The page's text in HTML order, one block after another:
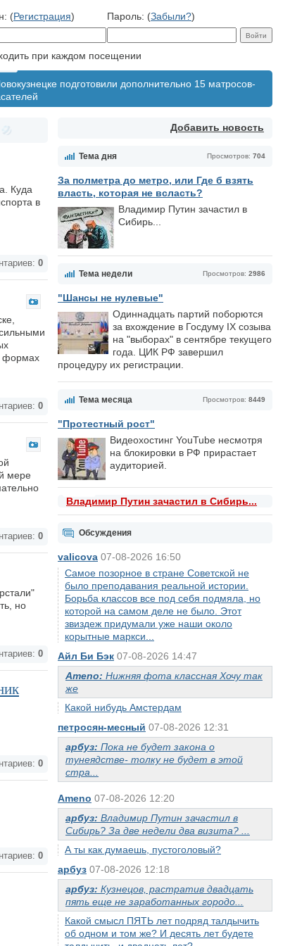
(Регистрация) Пароль: (Забыли?)
при каждом посещении
подготовили дополнительно 15 матросов-
Добавить новость
Просмотров: 704
Тема дня
За полметра до метро, или Где б взять
власть, которая не всласть?
Владимир Путин зачастил в
Сибирь...
Просмотров: 2986
Тема недели
"Шансы не нулевые"
Одиннадцать партий поборются
за вхождение в Госдуму IX созыва
на "выборах" в сентябре текущего
года. ЦИК РФ завершил
процедуру их регистрации.
Просмотров: 8449
Тема месяца
"Протестный рост"
Видеохостинг YouTube несмотря
на блокировки в РФ прирастает
аудиторией.
Владимир Путин зачастил в Сибирь...
Обсуждения
valicova 07-08-2026 16:50
Самое позорное в стране Советской не
было преподавания реальной истории.
Борьба классов все под себя подмяла, но
которой на самом деле не было. Этот
звиздеж придумали уже наши около
корытные маркси...
Айл Би Бэк 07-08-2026 14:47
Ameno: Нижняя фота классная Хочу так
же
Какой нибудь Амстердам
петросян-месный 07-08-2026 12:31
арбуз: Пока не будет закона о
тунеядстве- толку не будет в этой
стра...
Ameno 07-08-2026 12:20
арбуз: Владимир Путин зачастил в
Сибирь? За две недели два визита? ...
А ты как думаешь, пустоголовый?
арбуз 07-08-2026 12:18
арбуз: Кузнецов, растратив двадцать
пять еще не заработанных городо...
Какой смысл ПЯТЬ лет подряд талдычить
об одном и том же? И десять лет будете
Куда
в
0
формах
0
мере
0
но
0
0
0